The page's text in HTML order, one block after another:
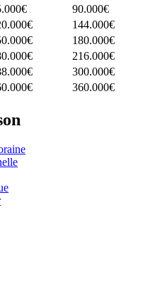
90.000€
144.000€
180.000€
216.000€
300.000€
360.000€